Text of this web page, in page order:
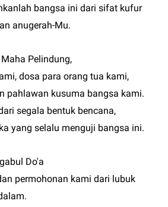
bangsa ini dari sifat kufur
anugerah-Mu.
Pelindung,
dosa para orang tua kami,
pahlawan kusuma bangsa kami.
segala bentuk bencana,
yang selalu menguji bangsa ini.
Do'a
permohonan kami dari lubuk